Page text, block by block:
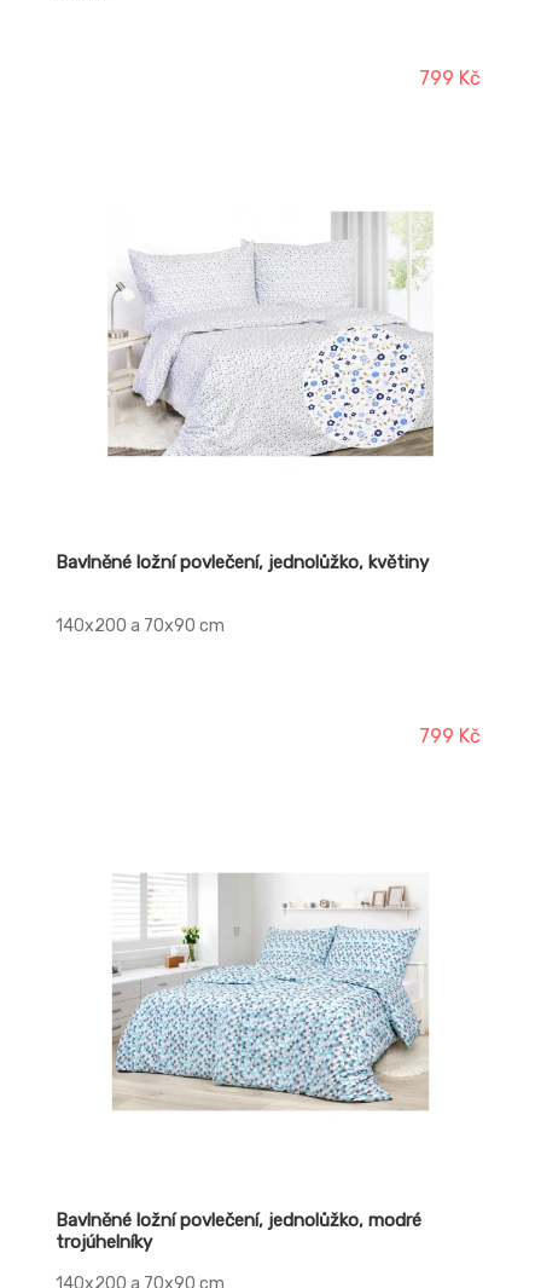
799 Kč
Bavlněné ložní povlečení, jednolůžko, květiny
140x200 a 70x90 cm
799 Kč
Bavlněné ložní povlečení, jednolůžko, modré
trojúhelníky
140x200 a 70x90 cm